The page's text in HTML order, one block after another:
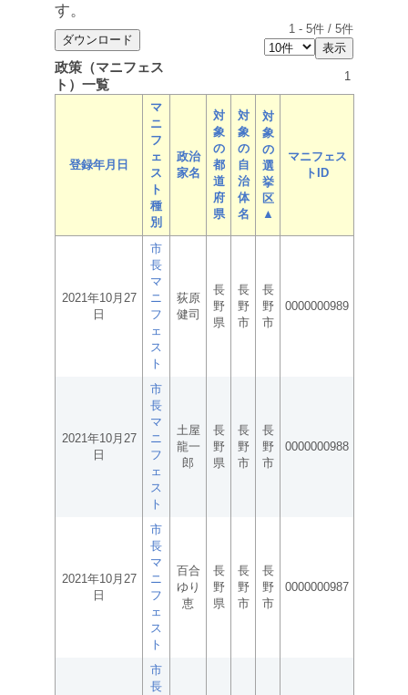
す。
1 - 5件 / 5件
政策（マニフェス
ト）一覧
1
登録年月日
マ
ニ
フ
ェ
ス
ト
種
別
政治
家名
対
象
の
都
道
府
県
対
象
の
自
治
体
名
対
象
の
選
挙
区
▲
マニフェス
トID
2021年10月27
日
市
長
マ
ニ
フ
ェ
ス
ト
荻原
健司
長
野
県
長
野
市
長
野
市
0000000989
2021年10月27
日
市
長
マ
ニ
フ
ェ
ス
ト
土屋
龍一
郎
長
野
県
長
野
市
長
野
市
0000000988
2021年10月27
日
市
長
マ
ニ
フ
ェ
ス
ト
百合
ゆり
恵
長
野
県
長
野
市
長
野
市
0000000987
市
長